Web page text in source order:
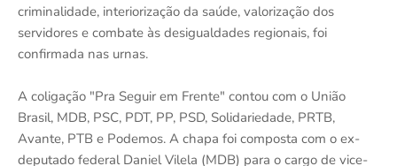
criminalidade, interiorização da saúde, valorização dos
servidores e combate às desigualdades regionais, foi
confirmada nas urnas.
A coligação "Pra Seguir em Frente" contou com o União
Brasil, MDB, PSC, PDT, PP, PSD, Solidariedade, PRTB,
Avante, PTB e Podemos. A chapa foi composta com o ex-
deputado federal Daniel Vilela (MDB) para o cargo de vice-